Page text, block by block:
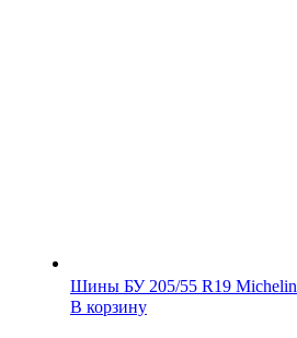
Шины БУ 205/55 R19 Michelin
В корзину